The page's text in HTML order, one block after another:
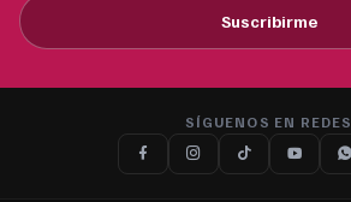
Suscribirme
SÍGUENOS EN REDES